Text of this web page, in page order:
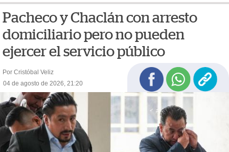
Pacheco y Chaclán con arresto
domiciliario pero no pueden
ejercer el servicio público
Por Cristóbal Veliz
04 de agosto de 2026, 21:20